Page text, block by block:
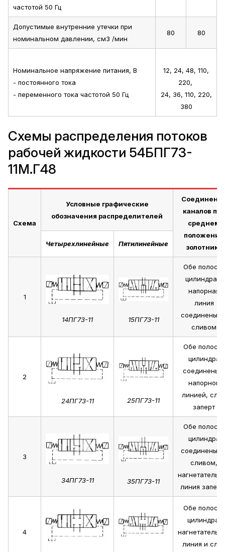
частотой 50 Гц
Допустимые внутренние утечки при
номинальном давлении, см3 /мин
80 80
Номинальное напряжение питания, В
- постоянного тока
- переменного тока частотой 50 Гц
12, 24, 48, 110,
220,
24, 36, 110, 220,
380
Схемы распределения потоков
рабочей жидкости 54БПГ73-
11М.Г48
Схема
Условные графические
обозначения распределителей
каналов при
среднем
положении
золотника
Четырехлинейные Пятилинейные
1
14ПГ73-11 15ПГ73-11
Обе полости
цилиндра и
напорная
линия
соединены
сливом
2
24ПГ73-11 25ПГ73-11
Обе полости
цилиндра
соединены с
напорной
линией,
заперт
3
34ПГ73-11 35ПГ73-11
Обе полости
цилиндра
соединены
сливом,
линия
4
Обе полости
цилиндра,
линия и